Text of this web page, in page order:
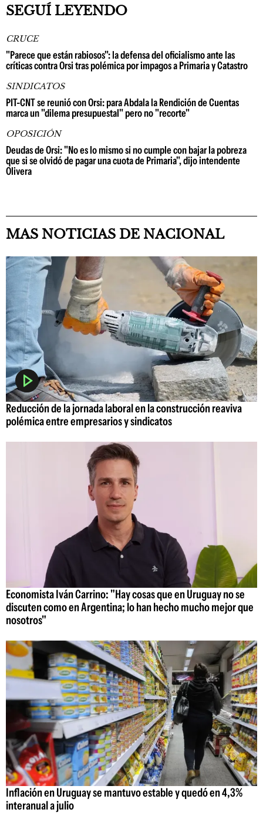
SEGUÍ LEYENDO
CRUCE
"Parece que están rabiosos": la defensa del oficialismo ante las
críticas contra Orsi tras polémica por impagos a Primaria y Catastro
SINDICATOS
PIT-CNT se reunió con Orsi: para Abdala la Rendición de Cuentas
marca un "dilema presupuestal" pero no "recorte"
OPOSICIÓN
Deudas de Orsi: "No es lo mismo si no cumple con bajar la pobreza
que si se olvidó de pagar una cuota de Primaria", dijo intendente
Olivera
MAS NOTICIAS DE NACIONAL
Reducción de la jornada laboral en la construcción reaviva
polémica entre empresarios y sindicatos
Economista Iván Carrino: "Hay cosas que en Uruguay no se
discuten como en Argentina; lo han hecho mucho mejor que
nosotros"
Inflación en Uruguay se mantuvo estable y quedó en 4,3%
interanual a julio